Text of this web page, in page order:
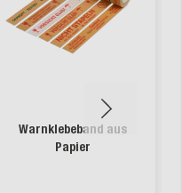
Warnklebeband aus
Papier